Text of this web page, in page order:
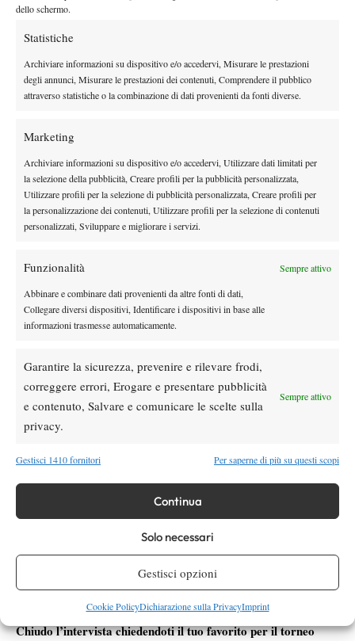
dello schermo.
Statistiche
Archiviare informazioni su dispositivo e/o accedervi, Misurare le prestazioni
degli annunci, Misurare le prestazioni dei contenuti, Comprendere il pubblico
attraverso statistiche o la combinazione di dati provenienti da fonti diverse.
Marketing
Archiviare informazioni su dispositivo e/o accedervi, Utilizzare dati limitati per
la selezione della pubblicità, Creare profili per la pubblicità personalizzata,
Utilizzare profili per la selezione di pubblicità personalizzata, Creare profili per
la personalizzazione dei contenuti, Utilizzare profili per la selezione di contenuti
personalizzati, Sviluppare e migliorare i servizi.
Funzionalità Sempre attivo
Abbinare e combinare dati provenienti da altre fonti di dati,
Collegare diversi dispositivi, Identificare i dispositivi in base alle
informazioni trasmesse automaticamente.
Garantire la sicurezza, prevenire e rilevare frodi,
correggere errori, Erogare e presentare pubblicità
e contenuto, Salvare e comunicare le scelte sulla
privacy.
Sempre attivo
Gestisci 1410 fornitori Per saperne di più su questi scopi
Continua
Solo necessari
Gestisci opzioni
Cookie PolicyDichiarazione sulla PrivacyImprint
Ti consideri un attaccante?
“Sì, io preferisco condurre il gioco e cercare di chiudere il
punto con un vincente piuttosto che aspettare l’errore
dell’avversario. Il mio gioco è sempre offensivo anche perché
non sono molto bravo in fase difensiva. Quando sono costretto a
sono troppo stanco e in tutti i casi vuol dire che non sto
giocando come dovrei.”
Parliamo di questa esperienza nordamericana che stai vivendo
in questi giorni in preparazione agliUs Open. Due tornei di
grado 1, di buon livello, che ti stanno dando delle
soddisfazioni…
perché eravamo appena arrivati, dovevo smaltire la differenza
di fuso orario e poi abituarmi a giocare sul duro, visto che
venivo da tutta la stagione fatta sulla terra rossa. La forma è
arrivata giorno dopo giorno, tanto che in doppio ho disputato
giocando molto bene, con Grassi Mazzuchi, che è un ottimo
tennista potevo anche chiuderla in due set, ma, comunque anche
dopo aver perso il secondo non mi sono disunito e ho vinto bene
al terzo. A me piace molto giocare sul cemento, speriamo di
fare bene anche a New York.”
tuo compagno anche agli Us Open oppure no?
“No, non credo, perché lui è solo un alternate, non penso che
riuscirà a entrare. Io giocherò sicuramente in doppio, perché mi
piace molto giocare in coppia anche se a volte è molto
dispendioso di energie, ma non so ancora chi sarà il mio
compagno, forse l’argentino Tirante, ma potrebbero anche
esserci dei cambiamenti.”
Chiudo l’intervista chiedendoti il tuo favorito per il torneo